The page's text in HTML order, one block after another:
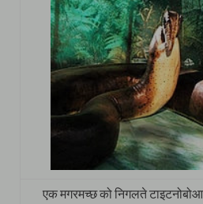
एक मगरमच्छ को निगलते